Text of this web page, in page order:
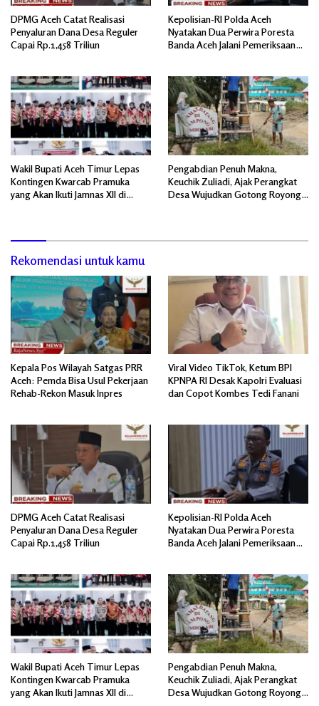
DPMG Aceh Catat Realisasi
Penyaluran Dana Desa Reguler
Capai Rp.1,458 Triliun
Kepolisian-RI Polda Aceh
Nyatakan Dua Perwira Poresta
Banda Aceh Jalani Pemeriksaan
Wakil Bupati Aceh Timur Lepas
Kontingen Kwarcab Pramuka
yang Akan Ikuti Jamnas XII di
Pengabdian Penuh Makna,
Keuchik Zuliadi, Ajak Perangkat
Desa Wujudkan Gotong Royong,
Rekomendasi untuk kamu
Kepala Pos Wilayah Satgas PRR
Aceh: Pemda Bisa Usul Pekerjaan
Rehab-Rekon Masuk Inpres
Viral Video TikTok, Ketum BPI
KPNPA RI Desak Kapolri Evaluasi
dan Copot Kombes Tedi Fanani
DPMG Aceh Catat Realisasi
Penyaluran Dana Desa Reguler
Capai Rp.1,458 Triliun
Kepolisian-RI Polda Aceh
Nyatakan Dua Perwira Poresta
Banda Aceh Jalani Pemeriksaan
Wakil Bupati Aceh Timur Lepas
Kontingen Kwarcab Pramuka
yang Akan Ikuti Jamnas XII di
Pengabdian Penuh Makna,
Keuchik Zuliadi, Ajak Perangkat
Desa Wujudkan Gotong Royong,